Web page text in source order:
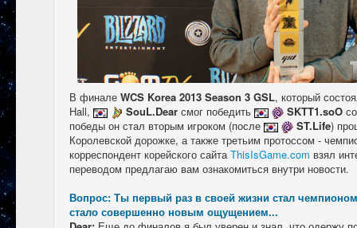
В финале WCS Korea 2013 Season 3 GSL, который
Hall,
SouL.Dear смог победить SKTT1.soO
победы он стал вторым игроком (после
ST.Life)
Королевской дорожке, а также третьим протоссом -
корреспондент корейского сайтаThisIsGame.com взял
переводом предлагаю вам ознакомиться внутри новости.
Вопрос: Ты первый раз в своей жизни стал
стало совершенно новым ощущением...